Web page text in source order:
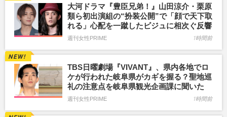
大河ドラマ『豊臣兄弟！』山田涼介・栗原
類ら初出演組の“扮装公開”で「顔で天下取
れる」心配を一蹴したビジュに相次ぐ反響
週刊女性PRIME 1時間前
TBS日曜劇場『VIVANT』、県内各地でロ
ケが行われた岐阜県がカギを握る？聖地巡
礼の注意点を岐阜県観光企画課に聞いた
週刊女性PRIME 1時間前